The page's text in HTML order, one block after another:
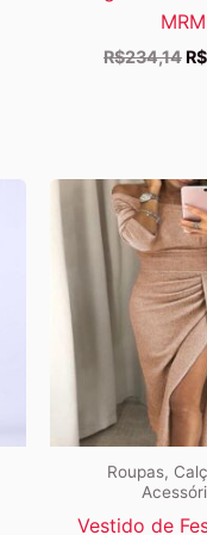
MRM
R$234,14 O
R$
Roupas,
Vestido de